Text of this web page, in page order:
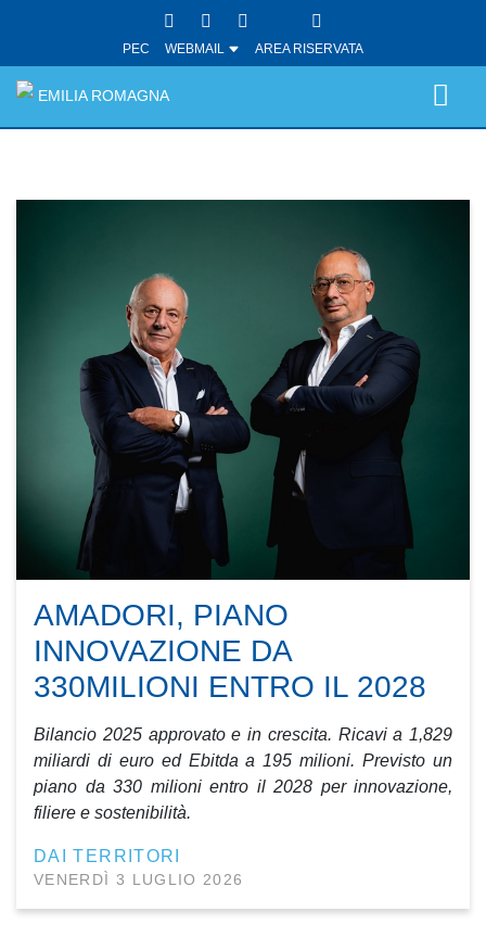
PEC WEBMAIL AREA RISERVATA
EMILIA ROMAGNA
AMADORI, PIANO
INNOVAZIONE DA
330MILIONI ENTRO IL 2028
Bilancio 2025 approvato e in crescita. Ricavi a 1,829
miliardi di euro ed Ebitda a 195 milioni. Previsto un
piano da 330 milioni entro il 2028 per innovazione,
filiere e sostenibilità.
DAI TERRITORI
VENERDÌ 3 LUGLIO 2026